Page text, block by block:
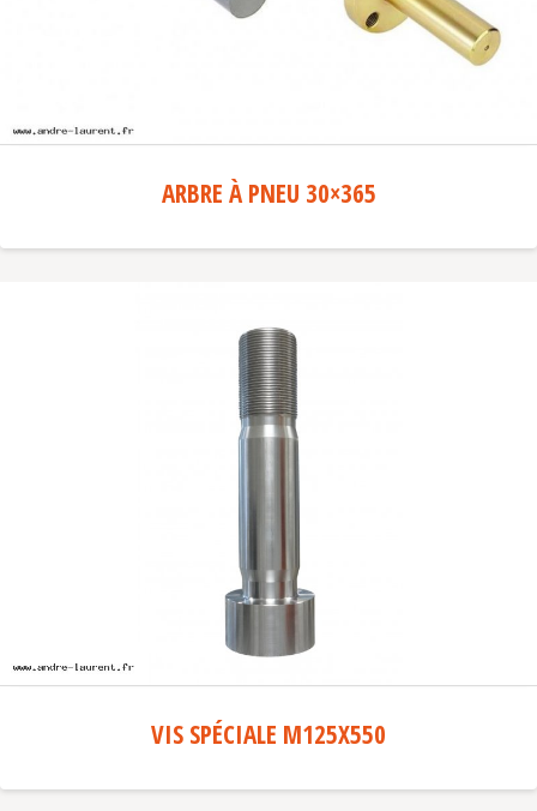
ARBRE À PNEU 30×365
VIS SPÉCIALE M125X550